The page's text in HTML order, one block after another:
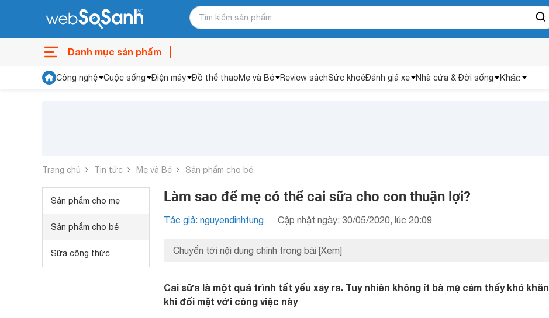
Danh mục sản phẩm
Công nghệ Cuộc sống Điện máy Đồ thể thaoMẹ và Bé Review sáchSức khoẻĐánh giá xe Nhà cửa & Đời sống Khác
Trang chủ Tin tức Mẹ và Bé Sản phẩm cho bé
Sản phẩm cho mẹ
Sản phẩm cho bé
Sữa công thức
Làm sao để mẹ có thể cai sữa cho con thuận lợi?
Tác giả: nguyendinhtung Cập nhật ngày: 30/05/2020, lúc 20:09
Chuyển tới nội dung chính trong bài [Xem]
Cai sữa là một quá trình tất yếu xảy ra. Tuy nhiên không ít bà mẹ cảm thấy khó khăn
khi đối mặt với công việc này